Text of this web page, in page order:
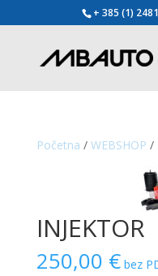
+ 385 (1)
Početna / WEBSHOP /
INJEKTOR
250,00 € bez